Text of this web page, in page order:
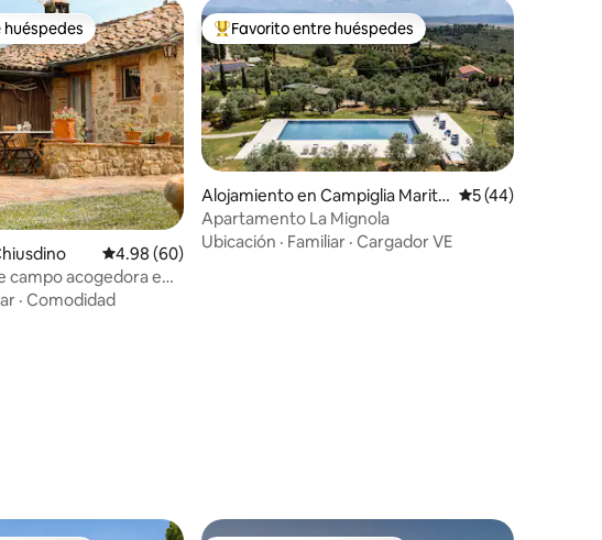
70 reseñas
preferido
Calificación promedio: 4.98 de 5, 60 reseñas
4.98 (60)
campo acogedora e
· Comodidad
Favorito entre huéspedes preferido
Favorito entre huéspedes
Alojamiento en Campiglia Maritti
ma
Calificación
5 (44)
Apartamento La Mignola
Ubicación · Familiar · Cargador VE